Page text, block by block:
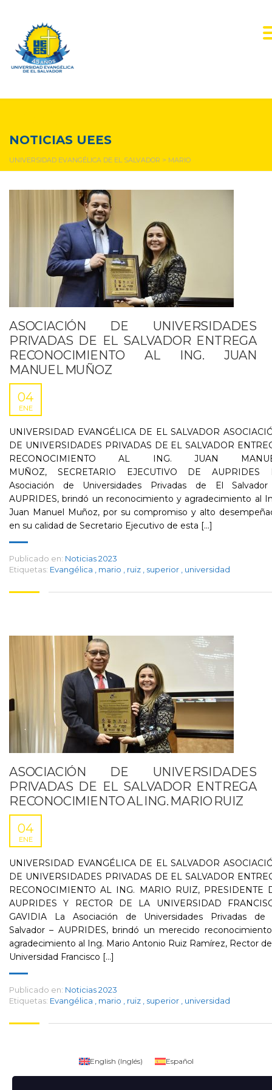
NOTICIAS UEES
UNIVERSIDAD EVANGÉLICA DE EL SALVADOR > MARIO
ASOCIACIÓN DE UNIVERSIDADES
PRIVADAS DE EL SALVADOR ENTREGA
RECONOCIMIENTO AL ING. JUAN
MANUEL MUÑOZ
04
ENE
UNIVERSIDAD EVANGÉLICA DE EL SALVADOR
DE UNIVERSIDADES PRIVADAS DE EL SALVADOR
RECONOCIMIENTO AL ING. JUAN
MUÑOZ, SECRETARIO EJECUTIVO DE AUPRIDES
Asociación de Universidades Privadas de El
AUPRIDES, brindó un reconocimiento y agradecimiento al
Juan Manuel Muñoz, por su compromiso y alto
en su calidad de Secretario Ejecutivo de esta [...]
Publicado en: Noticias 2023
Etiquetas: Evangélica mario ruiz superior universidad
ASOCIACIÓN DE UNIVERSIDADES
PRIVADAS DE EL SALVADOR ENTREGA
RECONOCIMIENTO AL ING. MARIO RUIZ
04
ENE
UNIVERSIDAD EVANGÉLICA DE EL SALVADOR
DE UNIVERSIDADES PRIVADAS DE EL SALVADOR
RECONOCIMIENTO AL ING. MARIO RUIZ, PRESIDENTE
AUPRIDES Y RECTOR DE LA UNIVERSIDAD
GAVIDIA La Asociación de Universidades Privadas de
Salvador – AUPRIDES, brindó un merecido
agradecimiento al Ing. Mario Antonio Ruiz Ramírez, Rector
Universidad Francisco [...]
Publicado en: Noticias 2023
Etiquetas: Evangélica mario ruiz superior universidad
English (Inglés) Español